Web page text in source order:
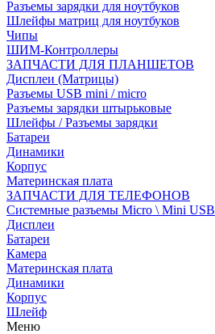
Разъемы зарядки для ноутбуков
Шлейфы матриц для ноутбуков
Чипы
ШИМ-Контроллеры
ЗАПЧАСТИ ДЛЯ ПЛАНШЕТОВ
Дисплеи (Матрицы)
Разъемы USB mini / micro
Разъемы зарядки штырьковые
Шлейфы / Разъемы зарядки
Батареи
Динамики
Корпус
Материнская плата
ЗАПЧАСТИ ДЛЯ ТЕЛЕФОНОВ
Системные разъемы Micro \ Mini USB
Дисплеи
Батареи
Камера
Материнская плата
Динамики
Корпус
Шлейф
Меню